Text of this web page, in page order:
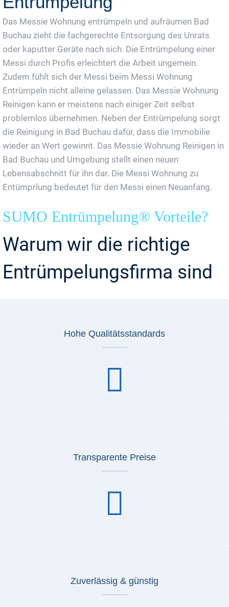
Das Messie Wohnung entrümpeln und aufräumen Bad
Buchau zieht die fachgerechte Entsorgung des Unrats
oder kaputter Geräte nach sich. Die Entrümpelung einer
Messi durch Profis erleichtert die Arbeit ungemein.
Zudem fühlt sich der Messi beim Messi Wohnung
Entrümpeln nicht alleine gelassen. Das Messie Wohnung
Reinigen kann er meistens nach einiger Zeit selbst
problemlos übernehmen. Neben der Entrümpelung sorgt
die Reinigung in Bad Buchau dafür, dass die Immobilie
wieder an Wert gewinnt. Das Messie Wohnung Reinigen in
Bad Buchau und Umgebung stellt einen neuen
Lebensabschnitt für ihn dar. Die Messi Wohnung zu
Entümprlung bedeutet für den Messi einen Neuanfang.
SUMO Entrümpelung® Vorteile?
Warum wir die richtige
Entrümpelungsfirma sind
Hohe Qualitätsstandards
Transparente Preise
Zuverlässig & günstig